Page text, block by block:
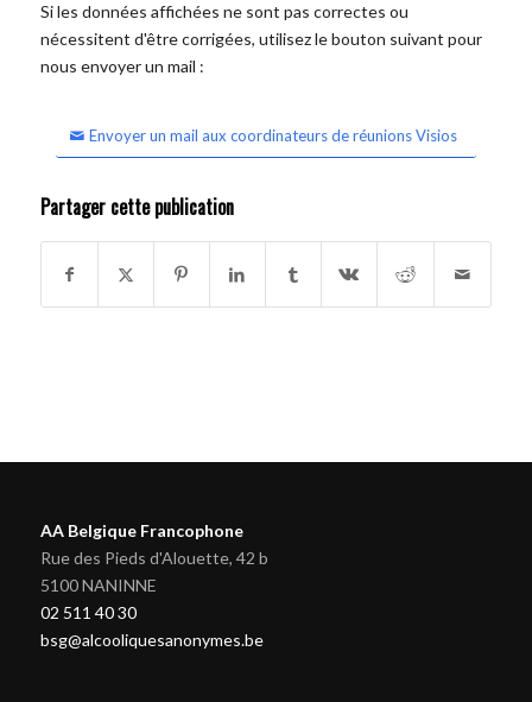
Si les données affichées ne sont pas correctes ou
nécessitent d'être corrigées, utilisez le bouton suivant pour
nous envoyer un mail :
Envoyer un mail aux coordinateurs de réunions Visios
Partager cette publication
AA Belgique Francophone
Rue des Pieds d'Alouette, 42 b
5100 NANINNE
02 511 40 30
bsg@alcooliquesanonymes.be